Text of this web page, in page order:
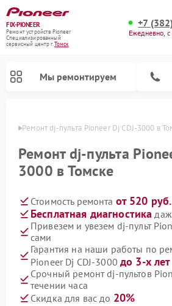
FIX-PIONEER
Ремонт устройств Pioneer
Специализированный
cервисный центр г.Томск
+7
Ежедневно,
Мы ремонтируем
Ремонт dj-пульта Pioneer Dj CDJ-3000 в
Ремонт dj-пульта
3000 в Томске
Стоимость ремонта от 520 руб.
Бесплатная диагностика
Привезем и увезем dj-пульт
сами
Гарантия на наши работы по
Pioneer Dj CDJ-3000 до 3-х лет
Срочный ремонт dj-пультов
течении часа
Скидка для вас до 20%